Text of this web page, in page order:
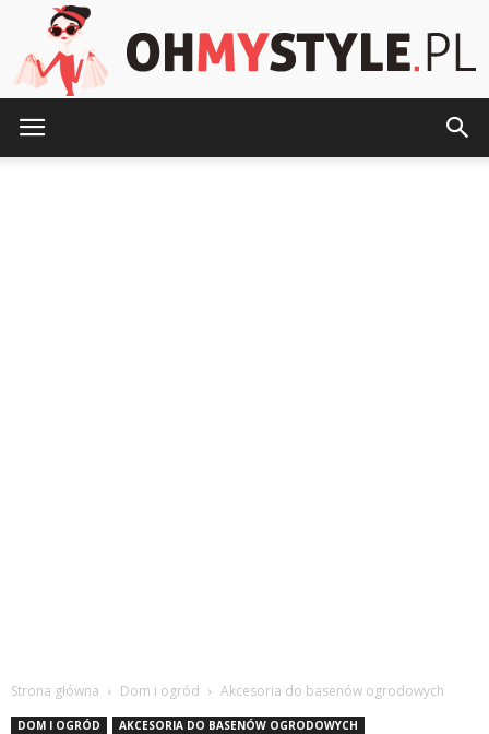
Strona główna Dom i ogród Akcesoria do basenów ogrodowych
DOM I OGRÓD AKCESORIA DO BASENÓW OGRODOWYCH